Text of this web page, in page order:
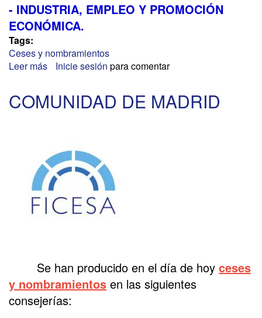
- INDUSTRIA, EMPLEO Y PROMOCIÓN
ECONÓMICA.
Tags:
Ceses y nombramientos
Leer más sobre
ASTURIAS
Inicie sesión para comentar
COMUNIDAD DE MADRID
Se han producido en el día de hoy ceses
y nombramientos en las siguientes
consejerías: